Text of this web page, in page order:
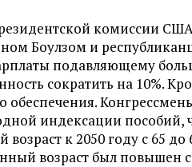
комиссии
Боулзом и
подавляющему
сократить на 10%.
индексации пособий,
к 2050 году с 65 до
возраст был повышен с